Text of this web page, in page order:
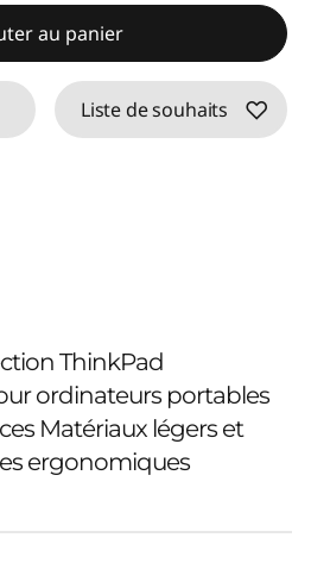
au panier
Liste de souhaits
ThinkPad
ordinateurs portables
Matériaux légers et
ergonomiques